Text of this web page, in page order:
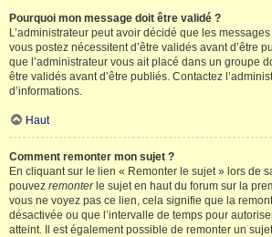
Pourquoi mon message doit être validé ?
L’administrateur peut avoir décidé que les
vous postez nécessitent d’être validés avant d’être
que l’administrateur vous ait placé dans un groupe
être validés avant d’être publiés. Contactez
d’informations.
Haut
Comment remonter mon sujet ?
En cliquant sur le lien « Remonter le sujet » lors de
pouvez remonterle sujet en haut du forum sur la
vous ne voyez pas ce lien, cela signifie que la
désactivée ou que l’intervalle de temps pour
atteint. Il est également possible de remonter un